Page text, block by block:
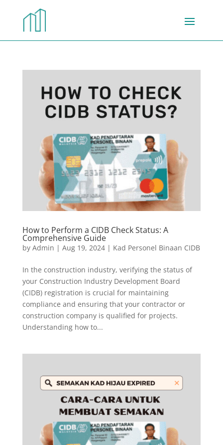
How to Perform a CIDB Check Status: A
Comprehensive Guide
by Admin | Aug 19, 2024| Kad Personel Binaan CIDB
In the construction industry, verifying the status of
your Construction Industry Development Board
(CIDB) registration is crucial for maintaining
compliance and ensuring that your contractor or
construction company is qualified for projects.
Understanding how to...